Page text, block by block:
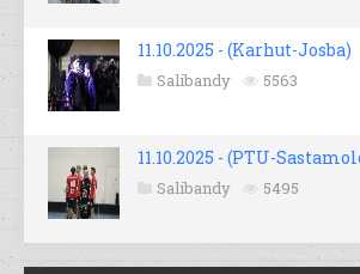
11.10.2025 - (Karhut-Josba)
Salibandy 5563
11.10.2025 - (PTU-
Salibandy 5495